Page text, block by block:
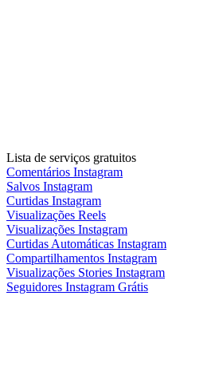
Lista de serviços gratuitos
Comentários Instagram
Salvos Instagram
Curtidas Instagram
Visualizações Reels
Visualizações Instagram
Curtidas Automáticas Instagram
Compartilhamentos Instagram
Visualizações Stories Instagram
Seguidores Instagram Grátis